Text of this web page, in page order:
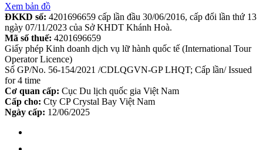
Xem bản đồ
ĐKKD số: 4201696659 cấp lần đầu 30/06/2016, cấp đổi lần thứ 13
ngày 07/11/2023 của Sở KHDT Khánh Hoà.
Mã số thuế: 4201696659
Giấy phép Kinh doanh dịch vụ lữ hành quốc tế (International Tour
Operator Licence)
Số GP/No. 56-154/2021 /CDLQGVN-GP LHQT; Cấp lần/ Issued
for 4 time
Cơ quan cấp: Cục Du lịch quốc gia Việt Nam
Cấp cho: Cty CP Crystal Bay Việt Nam
Ngày cấp: 12/06/2025